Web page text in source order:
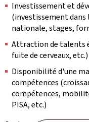
Investissement et
(investissement
nationale, stages,
Attraction de talents
fuite de cerveaux, etc.)
Disponibilité d'une
compétences
compétences,
PISA, etc.)